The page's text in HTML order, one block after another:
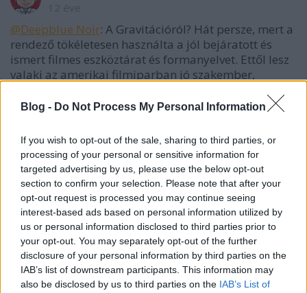
Blog - Do Not Process My Personal Information
If you wish to opt-out of the sale, sharing to third parties, or
processing of your personal or sensitive information for
targeted advertising by us, please use the below opt-out
section to confirm your selection. Please note that after your
opt-out request is processed you may continue seeing
interest-based ads based on personal information utilized by
us or personal information disclosed to third parties prior to
your opt-out. You may separately opt-out of the further
disclosure of your personal information by third parties on the
IAB’s list of downstream participants. This information may
also be disclosed by us to third parties on the IAB’s List of
@Deepblue Noir: A Gravitációról? Hát persze, mert a
rendező tökéletesen használta a jól bejáratott és
ismert filmes eszköztárat és formanyelvet. Ettől lesz
valaki az amerikai filmiparban jó szakember,
De ettől még akkor is minden fordulat, minden
évtizedre nyúlik vissza, és semmi újdonság nincs
benne. Az egy dolog, hogy működik, és egy másik,
hogy az amerikai típusú filmkészítésnek ez a bevált
és elvált receptje - ettől eltérni azt vonja maga után,
hogy az embert leamatőrözik és hülye művésznek
nevezik, aki nem ért a szakmához.
Kővári György Márió
12 éve